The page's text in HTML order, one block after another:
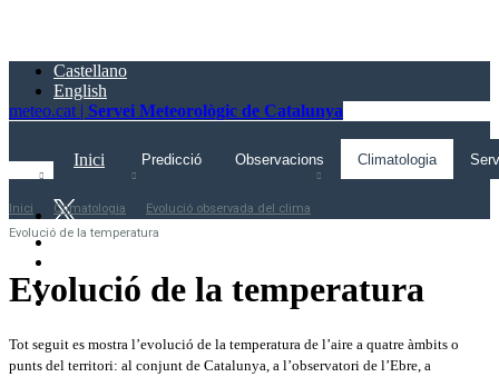
contingut
principalCastellano
English
meteo.cat | Servei Meteorològic de Catalunya
Inici Predicció Observacions Climatologia
Inici Climatologia
Evolució observada del clima
Evolució de la temperatura
Evolució de la temperatura
Tot seguit es mostra l’evolució de la temperatura de l’aire a quatre àmbits o
punts del territori: al conjunt de Catalunya, a l’observatori de l’Ebre, a